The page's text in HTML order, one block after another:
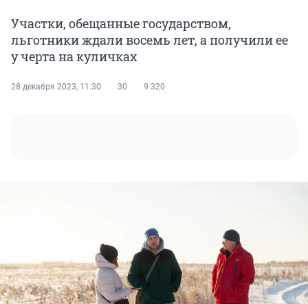
Участки, обещанные государством,
льготники ждали восемь лет, а получили ее
у черта на куличках
28 декабря 2023, 11:30 30 9 320